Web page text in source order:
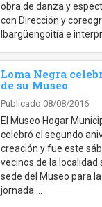
obra de danza y
con Dirección y
Ibargüengoitía e
Loma Negra
de su Museo
Publicado 08/08/2016
El Museo Hogar
celebró el segundo
creación y fue este
vecinos de la localidad
sede del Museo para
jornada …